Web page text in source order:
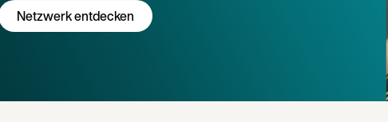
Netzwerk entdecken